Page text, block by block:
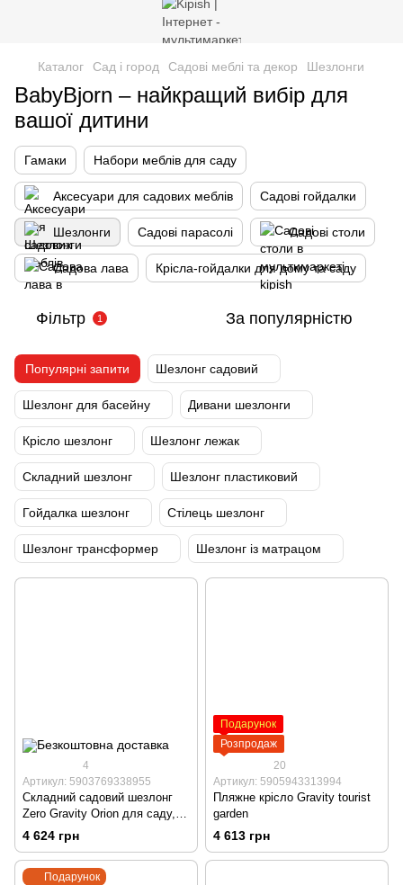
Каталог Сад і город Садові меблі та декор Шезлонги
BabyBjorn – найкращий вибір для
вашої дитини
Гамаки Набори меблів для саду
Аксесуари для садових меблів Садові гойдалки
Шезлонги Садові парасолі Садові столи
Садова лава Крісла-гойдалки для дому та саду
Фільтр 1 За популярністю
Популярні запити Шезлонг садовий
Шезлонг для басейну Дивани шезлонги
Крісло шезлонг Шезлонг лежак
Складний шезлонг Шезлонг пластиковий
Гойдалка шезлонг Стілець шезлонг
Шезлонг трансформер Шезлонг із матрацом
4
Артикул: 5903769338955
Складний садовий шезлонг
Zero Gravity Orion для саду,
тераси та пляжу з підставкою
для напоїв, тримачем для
смартфона, чорний
4 624 грн
Подарунок
Розпродаж
20
Артикул: 5905943313994
Пляжне крісло Gravity tourist
garden
4 613 грн
Подарунок